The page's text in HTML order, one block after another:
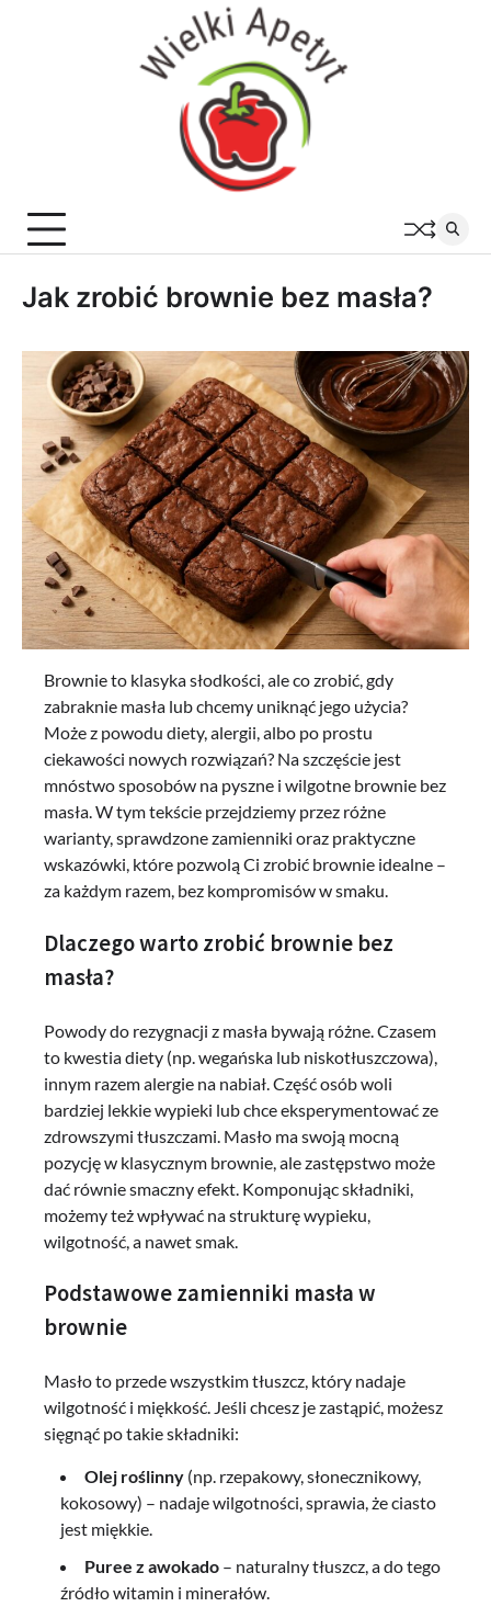
Jak zrobić brownie bez masła?
Brownie to klasyka słodkości, ale co zrobić, gdy
zabraknie masła lub chcemy uniknąć jego użycia?
Może z powodu diety, alergii, albo po prostu
ciekawości nowych rozwiązań? Na szczęście jest
mnóstwo sposobów na pyszne i wilgotne brownie bez
masła. W tym tekście przejdziemy przez różne
warianty, sprawdzone zamienniki oraz praktyczne
wskazówki, które pozwolą Ci zrobić brownie idealne –
za każdym razem, bez kompromisów w smaku.
Dlaczego warto zrobić brownie bez
masła?
Powody do rezygnacji z masła bywają różne. Czasem
to kwestia diety (np. wegańska lub niskotłuszczowa),
innym razem alergie na nabiał. Część osób woli
bardziej lekkie wypieki lub chce eksperymentować ze
zdrowszymi tłuszczami. Masło ma swoją mocną
pozycję w klasycznym brownie, ale zastępstwo może
dać równie smaczny efekt. Komponując składniki,
możemy też wpływać na strukturę wypieku,
wilgotność, a nawet smak.
Podstawowe zamienniki masła w
brownie
Masło to przede wszystkim tłuszcz, który nadaje
wilgotność i miękkość. Jeśli chcesz je zastąpić, możesz
sięgnąć po takie składniki:
Olej roślinny (np. rzepakowy, słonecznikowy,
kokosowy) – nadaje wilgotności, sprawia, że ciasto
jest miękkie.
Puree z awokado – naturalny tłuszcz, a do tego
źródło witamin i minerałów.